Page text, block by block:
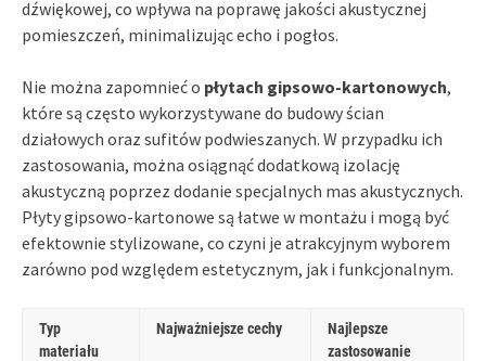
dźwiękowej, co wpływa na poprawę jakości akustycznej
pomieszczeń, minimalizując echo i pogłos.
Nie można zapomnieć o płytach gipsowo-kartonowych,
które są często wykorzystywane do budowy ścian
działowych oraz sufitów podwieszanych. W przypadku ich
zastosowania, można osiągnąć dodatkową izolację
akustyczną poprzez dodanie specjalnych mas akustycznych.
Płyty gipsowo-kartonowe są łatwe w montażu i mogą być
efektownie stylizowane, co czyni je atrakcyjnym wyborem
zarówno pod względem estetycznym, jak i funkcjonalnym.
Typ
materiału
Najważniejsze cechy
Najlepsze
zastosowanie